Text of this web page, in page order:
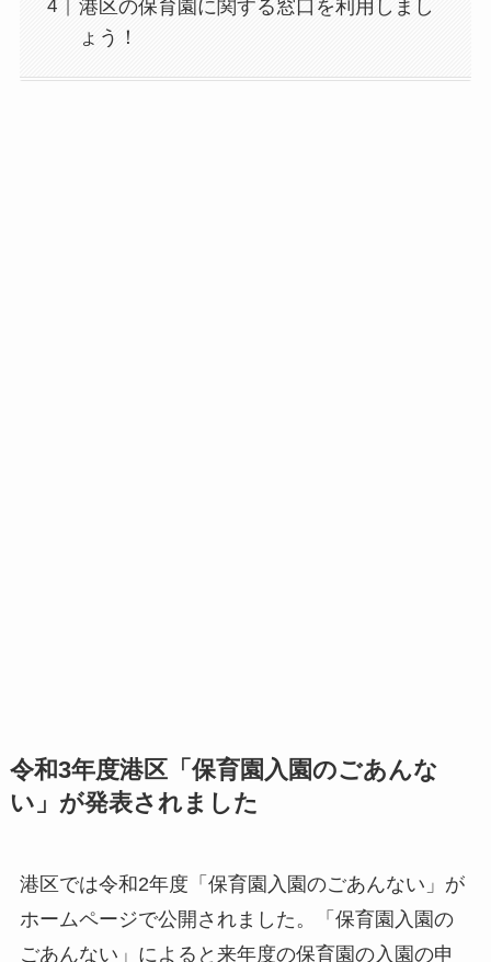
港区の保育園に関する窓口を利用しまし
ょう！
令和3年度港区「保育園入園のごあんな
い」が発表されました
港区では令和2年度「保育園入園のごあんない」が
ホームページで公開されました。「保育園入園の
ごあんない」によると来年度の保育園の入園の申